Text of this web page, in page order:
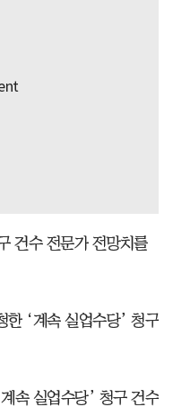
건수 전문가 전망치를
한 ‘계속 실업수당’ 청구
속 실업수당’ 청구 건수